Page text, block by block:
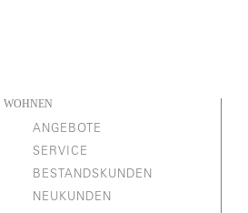
WOHNEN
ANGEBOTE
SERVICE
BESTANDSKUNDEN
NEUKUNDEN